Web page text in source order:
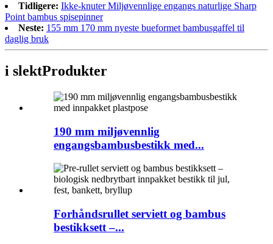
Tidligere: Ikke-knuter Miljøvennlige engangs naturlige Sharp
Point bambus spisepinner
Neste: 155 mm 170 mm nyeste bueformet bambusgaffel til
daglig bruk
i slektProdukter
190 mm miljøvennlig
engangsbambusbestikk med...
Forhåndsrullet serviett og bambus
bestikksett –...